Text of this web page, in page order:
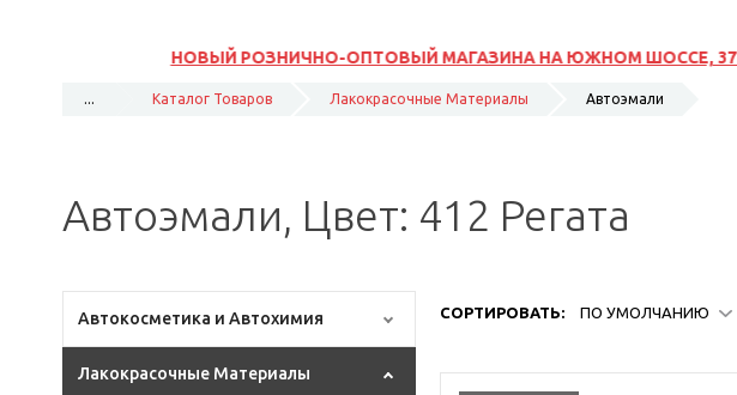
ОПТОВЫЙ МАГАЗИНА НА ЮЖНОМ ШОССЕ, 37К1, ЛИТ Б
... Каталог Товаров Лакокрасочные Материалы Автоэмали
Автоэмали, Цвет: 412 Регата
Автокосметика и Автохимия
Лакокрасочные Материалы
СОРТИРОВАТЬ: ПО УМОЛЧАНИЮ